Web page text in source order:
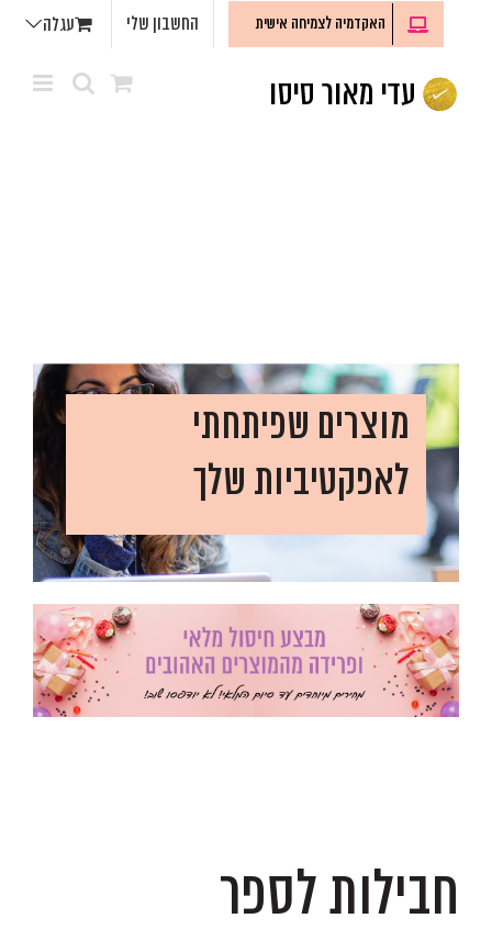
האקדמיה לצמיחה אישית החשבון שלי עגלה
מוצרים שפיתחתי
לאפקטיביות שלך
חבילות לספר